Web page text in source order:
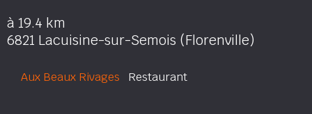
à 19.4 km
6821 Lacuisine-sur-Semois (Florenville)
Aux Beaux Rivages Restaurant